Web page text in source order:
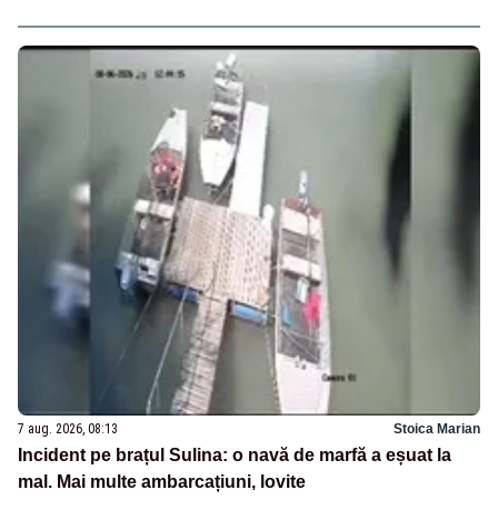
7 aug. 2026, 08:13 Stoica Marian
Incident pe brațul Sulina: o navă de marfă a eșuat la
mal. Mai multe ambarcațiuni, lovite